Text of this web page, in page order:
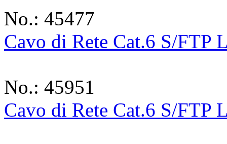
No.: 45477
Cavo di Rete Cat.6 S/FTP
No.: 45951
Cavo di Rete Cat.6 S/FTP